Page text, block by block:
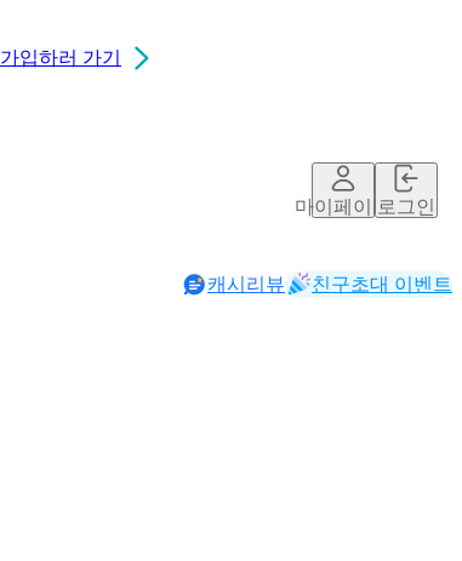
가입하러 가기
마이페이지로그인
캐시리뷰 친구초대 이벤트